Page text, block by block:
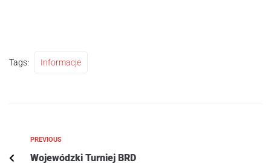
Tags: Informacje
PREVIOUS
Wojewódzki Turniej BRD